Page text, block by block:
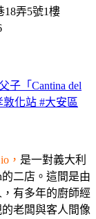
18弄5號1樓
子「Cantina del
化站 #大安區
， 是一對義大利
的二店。這間是由
有多年的廚師經
老闆與客人間像